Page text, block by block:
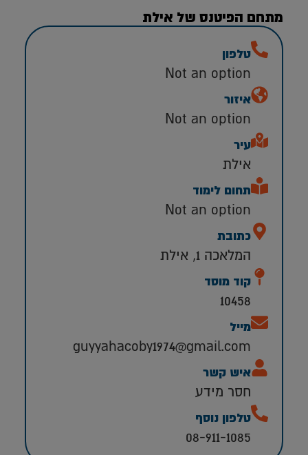
מתחם הפיטנס של אילת
טלפון
Not an option
איזור
Not an option
עיר
אילת
תחום לימוד
Not an option
כתובת
המלאכה 1, אילת
קוד מוסד
10458
מייל
guyyahacoby1974@gmail.com
איש קשר
חסר מידע
טלפון נוסף
08-911-1085